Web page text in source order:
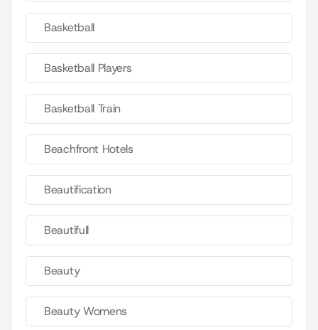
Basketball
Basketball Players
Basketball Train
Beachfront Hotels
Beautification
Beautifull
Beauty
Beauty Womens